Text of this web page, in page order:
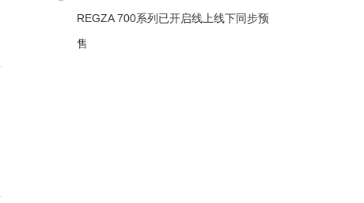
REGZA 700系列已开启线上线下同步预
售